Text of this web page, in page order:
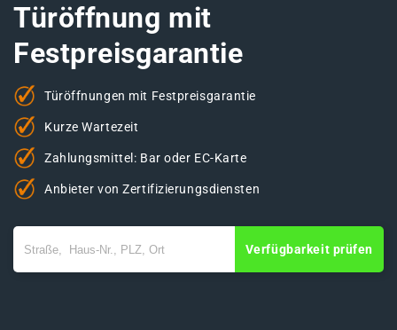
Türöffnung mit
Festpreisgarantie
Türöffnungen mit Festpreisgarantie
Kurze Wartezeit
Zahlungsmittel: Bar oder EC-Karte
Anbieter von Zertifizierungsdiensten
Verfügbarkeit prüfen